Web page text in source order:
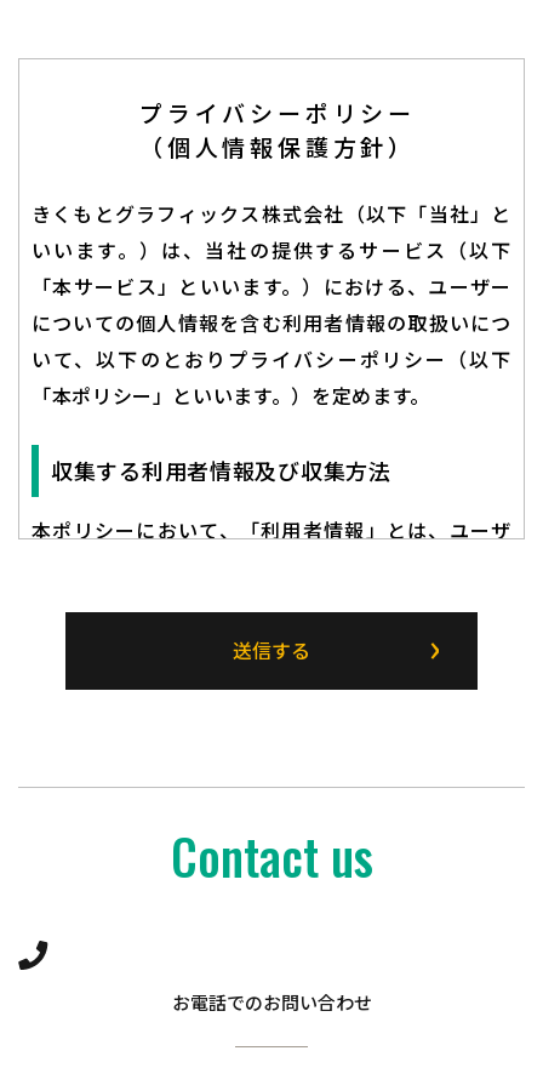
プライバシーポリシー
（個人情報保護方針）
きくもとグラフィックス株式会社（以下「当社」と
いいます。）は、当社の提供するサービス（以下
「本サービス」といいます。）における、ユーザー
についての個人情報を含む利用者情報の取扱いにつ
いて、以下のとおりプライバシーポリシー（以下
「本ポリシー」といいます。）を定めます。
収集する利用者情報及び収集方法
本ポリシーにおいて、「利用者情報」とは、ユーザ
成または蓄積された情報であって、本ポリシーに基
す。
本サービスを利用するために、または本サービス
・氏名、生年月日、性別、職業等プロフィールに関
送信する
Contact us
お電話でのお問い合わせ